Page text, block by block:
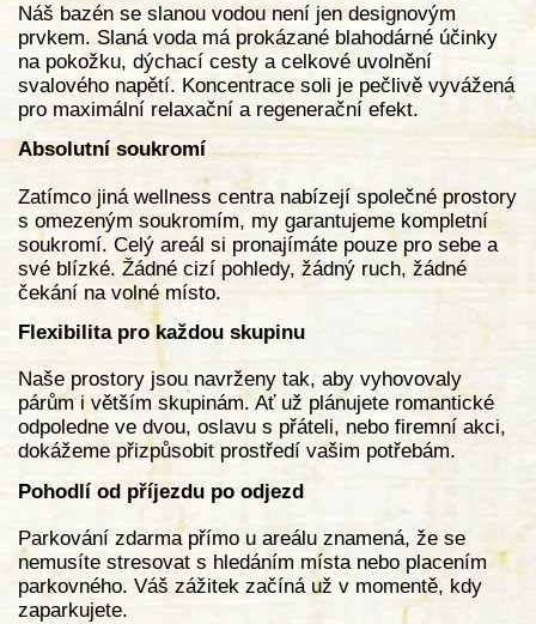
Náš bazén se slanou vodou není jen designovým
prvkem. Slaná voda má prokázané blahodárné účinky
na pokožku, dýchací cesty a celkové uvolnění
svalového napětí. Koncentrace soli je pečlivě vyvážená
pro maximální relaxační a regenerační efekt.
Absolutní soukromí
Zatímco jiná wellness centra nabízejí společné prostory
s omezeným soukromím, my garantujeme kompletní
soukromí. Celý areál si pronajímáte pouze pro sebe a
své blízké. Žádné cizí pohledy, žádný ruch, žádné
čekání na volné místo.
Flexibilita pro každou skupinu
Naše prostory jsou navrženy tak, aby vyhovovaly
párům i větším skupinám. Ať už plánujete romantické
odpoledne ve dvou, oslavu s přáteli, nebo firemní akci,
dokážeme přizpůsobit prostředí vašim potřebám.
Pohodlí od příjezdu po odjezd
Parkování zdarma přímo u areálu znamená, že se
nemusíte stresovat s hledáním místa nebo placením
parkovného. Váš zážitek začíná už v momentě, kdy
zaparkujete.